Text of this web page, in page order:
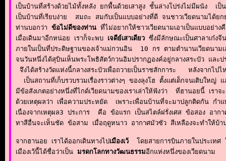
เป็นบ้านที่สร้างด้วยไม้ทั้งหลัง ยกพื้นด้วยเสาสูง ชั้นล่างโปร่งไม่มีผนัง
เป็นบ้านที่เรียบง่าย  สมถะ สมกับเป็นแบบอย่างที่ดี จนชาวเวียดนามได้ย
ท่านบอกว่า ข้อไม่ดีของท่าน ที่ไม่อยากให้ชาวเวียดนามเอาเป็นแบบอย่า
เมื่อเดินมาอีกหน่อย เราก็จะพบ เจดีย์เสาเดียว ซึ่งมีลักษณะเป็นศาลาเก๋ง
ภายในเป็นที่ประดิษฐานของเจ้าแม่กวนอิน  10 กร ตามตำนานเวียดนา
จนวันหนึ่งได้สุบินเห็นพระโพธิสัตว์กวนอิมปรากฏองค์อยู่กลางสระบัว แล
จึงได้สร้างวัดแห่งนี้กลางสระบัวเพื่อถวายเป็นราชสักการะ   หลังจากไป
เป็นสถานที่เก็บรวบรวมเรื่องราวต่างๆ ของลุงโฮ ตั้งแต่เด็กจนเติบให
มีข้อสังเกตอย่างหนึ่งที่ไกด์เวียดนามของเราเล่าให้ฟังว่า  ที่ฮานอยนี้ เร
ด้วยเหตุผลว่า เพื่อความประหยัด  เพราะเพื่อนบ้านที่จะมาปลูกติดกัน ก
เนื่องจากเหตุผล3 ประการ  คือ ข้อแรก เป็นสไตล์ฝรั่งเศส ข้อสอง อ
ทาสีอื่นจะเห็นชัด ข้อสาม เมื่อฤดูหนาว อากาศมัวซัว สีเหลืองจะทำให้บ้า
จากฮานอย เราได้ออกเดินทางไปเมืองเว้
โดยสายการบินภายในประเท
เมืองเว้นี้ได้ชื่อว่าเป็น มรดกโลกทางวัฒนธรรมอีกแห่งหนึ่งของเวียดนาม